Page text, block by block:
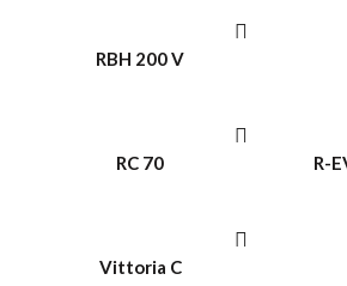
RBH 200 V
ACQUISTO VELOCE
RC 70 R-
ACQUISTO VELOCE
Vittoria C